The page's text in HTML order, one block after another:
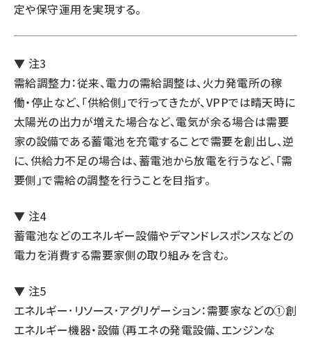
定や保守運用を実現する。
▼ 注3
需給調整力：従来、電力の需給調整は、火力発電所の稼
働・停止など、「供給側」で行ってきたが、VPPでは晴天時に
太陽光の出力が増えた場合など、電気が余る場合は需要
家の設備である蓄電池を充電することで需要を創出し、逆
に、供給力不足の場合は、蓄電池から放電を行うなど、「需
要側」で需給の調整を行うことを目指す。
▼ 注4
蓄電池などのエネルギー設備やデマンドレスポンスなどの
電力を消費する需要家側の取り組みを含む。
▼ 注5
エネルギー･リソース･アグリゲーション：需要家などの①創
エネルギー機器・設備（再エネの発電設備、エンジンな